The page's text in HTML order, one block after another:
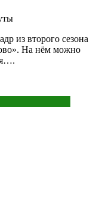
из второго сезона
На нём можно